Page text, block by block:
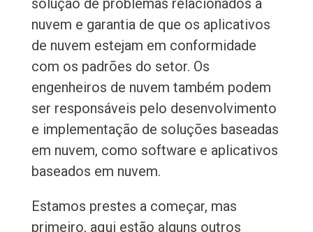
solução de problemas relacionados à
nuvem e garantia de que os aplicativos
de nuvem estejam em conformidade
com os padrões do setor. Os
engenheiros de nuvem também podem
ser responsáveis pelo desenvolvimento
e implementação de soluções baseadas
em nuvem, como software e aplicativos
baseados em nuvem.
Estamos prestes a começar, mas
primeiro, aqui estão alguns outros